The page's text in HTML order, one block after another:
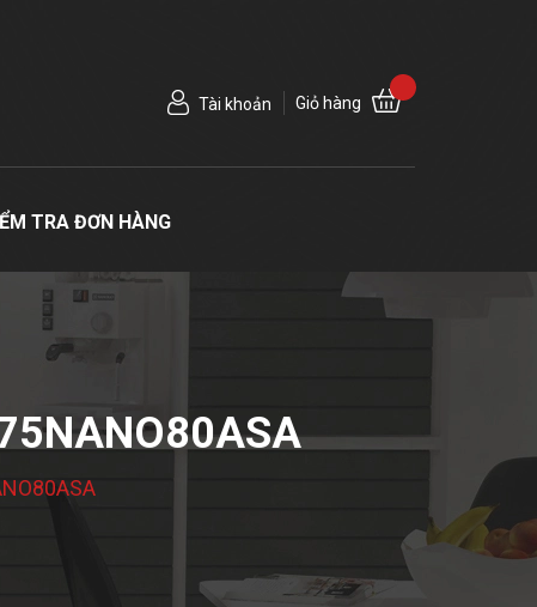
Tài khoản Giỏ hàng
TRA ĐƠN HÀNG